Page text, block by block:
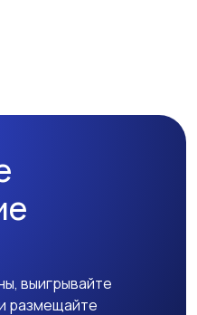
выигрывайте
размещайте